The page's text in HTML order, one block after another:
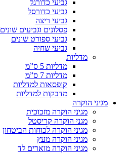
גביעי כדורגל
גביעי כדורסל
גביעי ריצה
פסלונים וגביעים שונים
גביעי ספורט שונים
גביעי שחיה
מדליות
מדליות 5 ס”מ
מדליות 7 ס”מ
קופסאות למדליות
מדבקות למדליות
מגיני הוקרה
מגיני הוקרה מזכוכית
מגני הוקרה קריסטל
מגיני הוקרה לכוחות הביטחון
מגיני הוקרה מעץ
מגיני הוקרה מוארים לד